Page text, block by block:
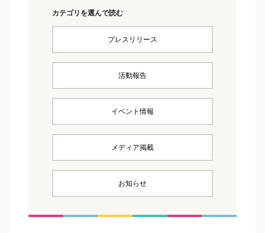
カテゴリを選んで読む
プレスリリース
活動報告
イベント情報
メディア掲載
お知らせ